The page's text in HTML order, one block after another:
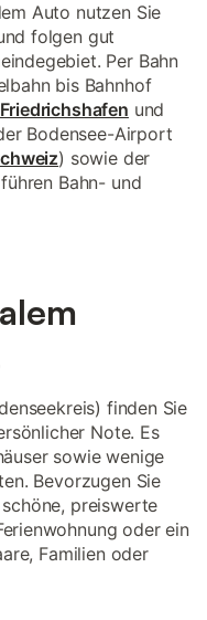
Auto nutzen Sie
folgen gut
Per Bahn
bis Bahnhof
Friedrichshafen und
Bodensee-Airport
) sowie der
Bahn- und
finden Sie
Note. Es
sowie wenige
Bevorzugen Sie
preiswerte
oder ein
Familien oder